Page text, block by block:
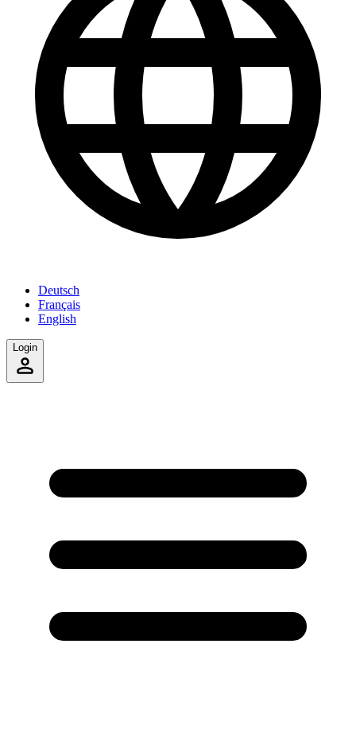
Deutsch
Français
English
Login